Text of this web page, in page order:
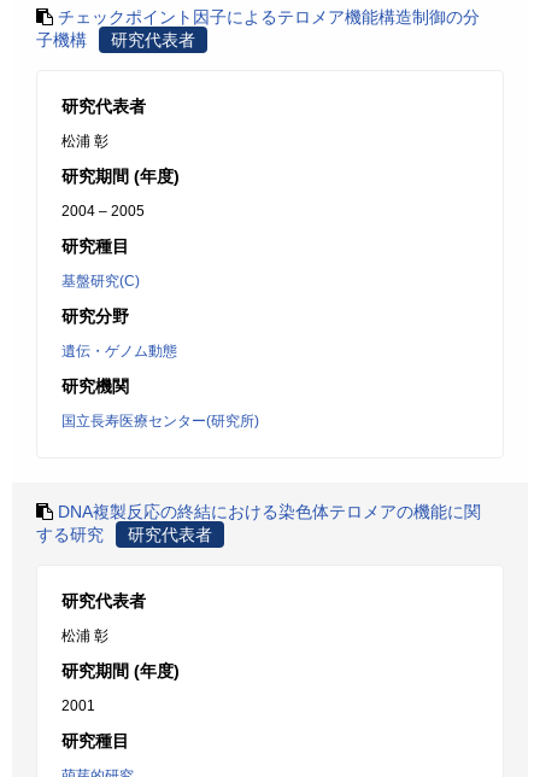
チェックポイント因子によるテロメア機能構造制御の分
子機構
研究代表者
研究代表者
松浦 彰
研究期間 (年度)
2004 – 2005
研究種目
基盤研究(C)
研究分野
遺伝・ゲノム動態
研究機関
国立長寿医療センター(研究所)
DNA複製反応の終結における染色体テロメアの機能に関
する研究
研究代表者
研究代表者
松浦 彰
研究期間 (年度)
2001
研究種目